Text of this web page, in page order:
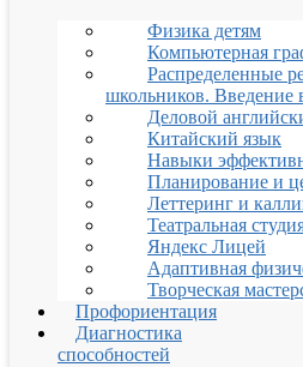
Физика детям
Компьютерная
Распределенные
школьников. Введение
Деловой
Китайский язык
Навыки
Планирование и
Леттеринг и
Театральная
Яндекс Лицей
Адаптивная
Творческая
Профориентация
Диагностика
способностей